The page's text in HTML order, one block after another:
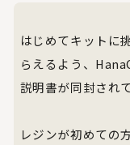
はじめてキットに
らえるよう、
説明書が同封され
レジンが初めての